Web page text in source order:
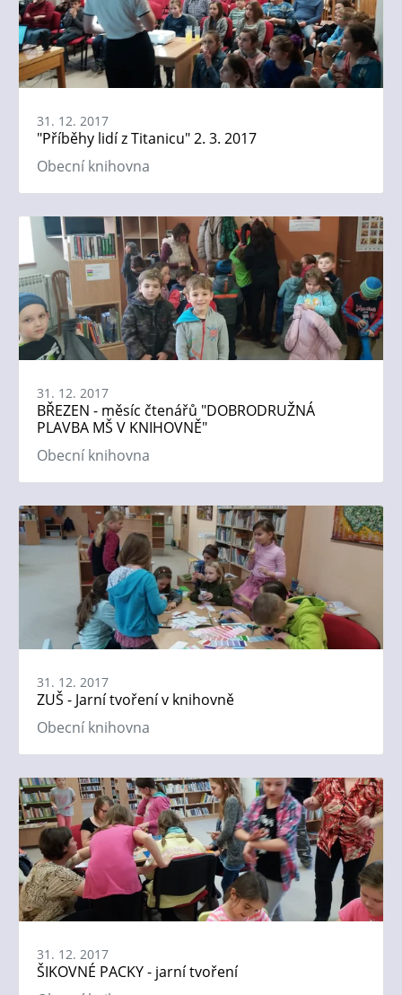
31. 12. 2017
"Příběhy lidí z Titanicu" 2. 3. 2017
Obecní knihovna
31. 12. 2017
BŘEZEN - měsíc čtenářů "DOBRODRUŽNÁ
PLAVBA MŠ V KNIHOVNĚ"
Obecní knihovna
31. 12. 2017
ZUŠ - Jarní tvoření v knihovně
Obecní knihovna
31. 12. 2017
ŠIKOVNÉ PACKY - jarní tvoření